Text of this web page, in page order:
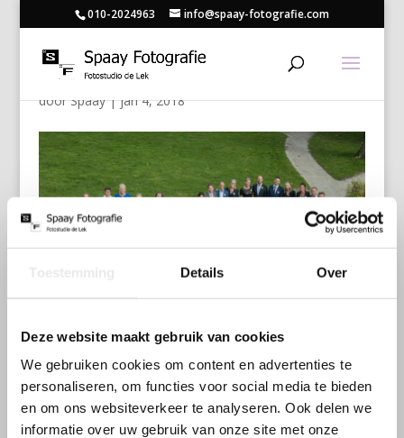
Details Over
Deze website maakt gebruik van cookies
We gebruiken cookies om content en advertenties te
personaliseren, om functies voor social media te bieden
en om ons websiteverkeer te analyseren. Ook delen we
informatie over uw gebruik van onze site met onze
010-2024963 info@spaay-fotografie.com
213
doorSpaay|jan 4, 2018